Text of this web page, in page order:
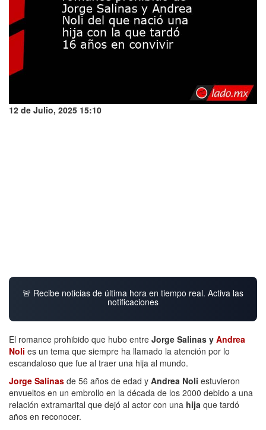
12 de Julio, 2025 15:10
🚨 Recibe noticias de última hora en tiempo real. Activa las
notificaciones
El romance prohibido que hubo entre Jorge Salinas y Andrea
Noli es un tema que siempre ha llamado la atención por lo
escandaloso que fue al traer una hija al mundo.
Jorge Salinas de 56 años de edad y Andrea Noli estuvieron
envueltos en un embrollo en la década de los 2000 debido a una
relación extramarital que dejó al actor con una hija que tardó
años en reconocer.